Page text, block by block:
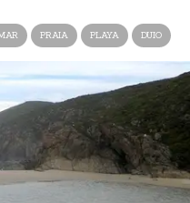
PRAIA PLAYA DUIO